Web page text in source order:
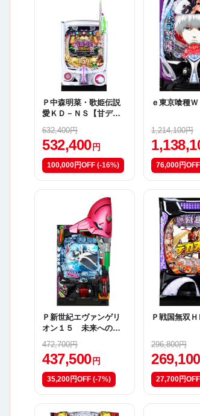
Ｐ中森明菜・歌姫伝説
愛ＫＤ－ＮＳ【甘デ
632,400円
532,400 円
100,000円OFF (-16%)
ｅ東京喰種Ｗ
1,214,100円
76,000円OFF
Ｐ新世紀エヴァンゲリ
オン１５ 未来への咆
472,700円
437,500 円
35,200円OFF (-7%)
Ｐ戦国無双Ｈ
296,800円
269,100
27,700円OFF